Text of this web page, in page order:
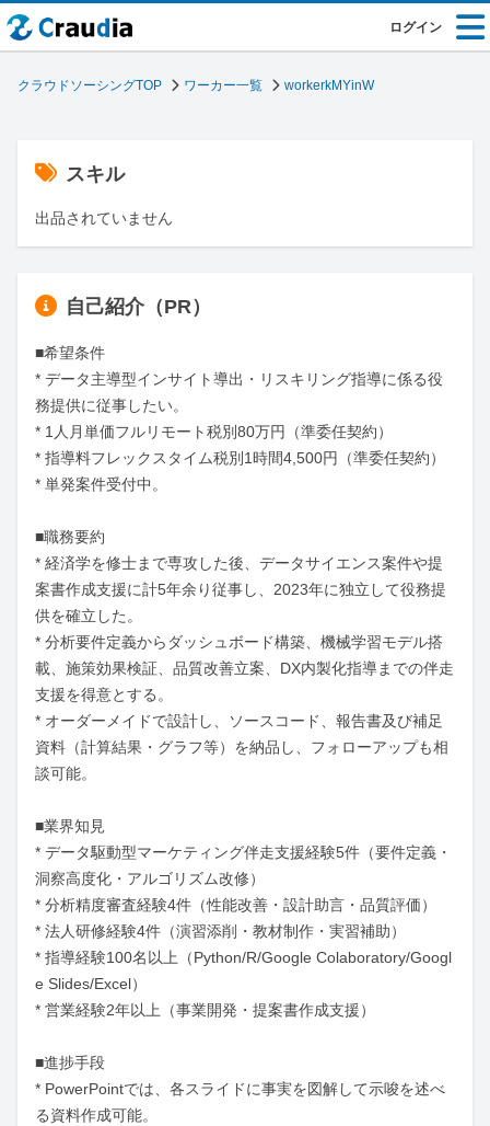
ログイン
クラウドソーシングTOP ワーカー一覧 workerkMYinW
スキル
出品されていません
自己紹介（PR）
■希望条件
* データ主導型インサイト導出・リスキリング指導に係る役
務提供に従事したい。
* 1人月単価フルリモート税別80万円（準委任契約）
* 指導料フレックスタイム税別1時間4,500円（準委任契約）
* 単発案件受付中。
■職務要約
* 経済学を修士まで専攻した後、データサイエンス案件や提
案書作成支援に計5年余り従事し、2023年に独立して役務提
供を確立した。
* 分析要件定義からダッシュボード構築、機械学習モデル搭
載、施策効果検証、品質改善立案、DX内製化指導までの伴走
支援を得意とする。
* オーダーメイドで設計し、ソースコード、報告書及び補足
資料（計算結果・グラフ等）を納品し、フォローアップも相
談可能。
■業界知見
* データ駆動型マーケティング伴走支援経験5件（要件定義・
洞察高度化・アルゴリズム改修）
* 分析精度審査経験4件（性能改善・設計助言・品質評価）
* 法人研修経験4件（演習添削・教材制作・実習補助）
* 指導経験100名以上（Python/R/Google Colaboratory/Googl
e Slides/Excel）
* 営業経験2年以上（事業開発・提案書作成支援）
■進捗手段
* PowerPointでは、各スライドに事実を図解して示唆を述べ
る資料作成可能。